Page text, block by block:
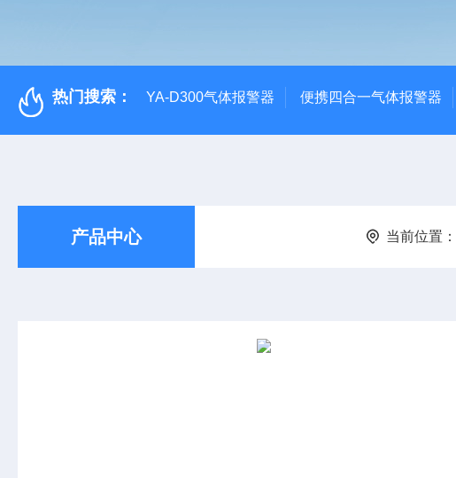
热门搜索： YA-D300气体报警器 便携四合一气体报警器
产品中心 当前位置：